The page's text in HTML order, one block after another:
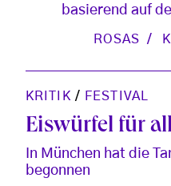
basierend auf
ROSAS
KRITIK/ FESTIVAL
Eiswürfel für
In München hat die
begonnen